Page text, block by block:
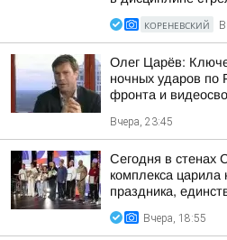
КОРЕНЕВСКИЙ
Олег Царёв:
ночных ударов по
фронта и
Вчера, 23:45
Сегодня в стенах
комплекса
праздника,
Вчера, 18:55